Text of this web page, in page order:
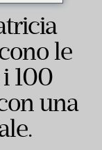
le
100
una